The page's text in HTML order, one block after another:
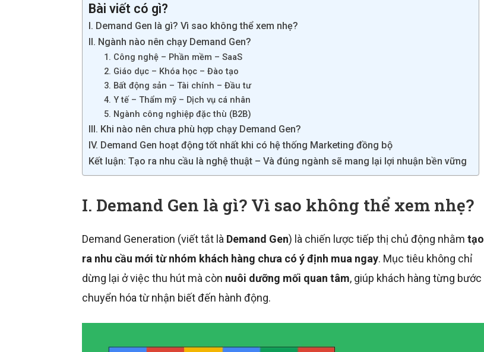
Bài viết có gì?
I. Demand Gen là gì? Vì sao không thể xem nhẹ?
II. Ngành nào nên chạy Demand Gen?
1. Công nghệ – Phần mềm – SaaS
2. Giáo dục – Khóa học – Đào tạo
3. Bất động sản – Tài chính – Đầu tư
4. Y tế – Thẩm mỹ – Dịch vụ cá nhân
5. Ngành công nghiệp đặc thù (B2B)
III. Khi nào nên chưa phù hợp chạy Demand Gen?
IV. Demand Gen hoạt động tốt nhất khi có hệ thống Marketing đồng bộ
Kết luận: Tạo ra nhu cầu là nghệ thuật – Và đúng ngành sẽ mang lại lợi nhuận bền vững
I. Demand Gen là gì? Vì sao không thể xem nhẹ?
Demand Generation (viết tắt là Demand Gen) là chiến lược tiếp thị chủ động nhằm tạo
ra nhu cầu mới từ nhóm khách hàng chưa có ý định mua ngay. Mục tiêu không chỉ
dừng lại ở việc thu hút mà còn nuôi dưỡng mối quan tâm, giúp khách hàng từng bước
chuyển hóa từ nhận biết đến hành động.